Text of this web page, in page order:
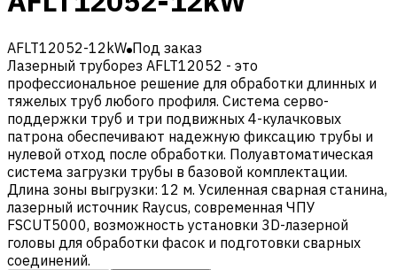
AFLT12052-12kW Под заказ
Лазерный труборез AFLT12052 - это
профессиональное решение для обработки длинных и
тяжелых труб любого профиля. Система серво-
поддержки труб и три подвижных 4-кулачковых
патрона обеспечивают надежную фиксацию трубы и
нулевой отход после обработки. Полуавтоматическая
система загрузки трубы в базовой комплектации.
Длина зоны выгрузки: 12 м. Усиленная сварная станина,
лазерный источник Raycus, современная ЧПУ
FSCUT5000, возможность установки 3D-лазерной
головы для обработки фасок и подготовки сварных
соединений.